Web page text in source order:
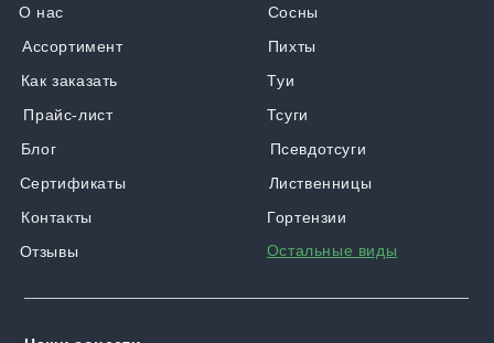
О нас
Ассортимент
Как заказать
Прайс-лист
Отзывы
Контакты
Сосны
Пихты
Туи
Тсуги
Псевдотсуги
Лиственницы
Гортензии
Остальные виды
Блог
Сертификаты